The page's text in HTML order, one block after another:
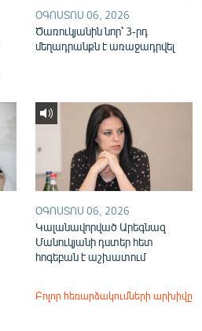
ՕԳՈՍՏՈՍ 06, 2026
Ծառուկյանին նոր՝ 3-րդ
մեղադրանքն է առաջադրվել
ՕԳՈՍՏՈՍ 06, 2026
Կալանավորված Արեգնազ
Մանուկյանի դստեր հետ
հոգեբան է աշխատում
Բոլոր հեռարձակումների արխիվը